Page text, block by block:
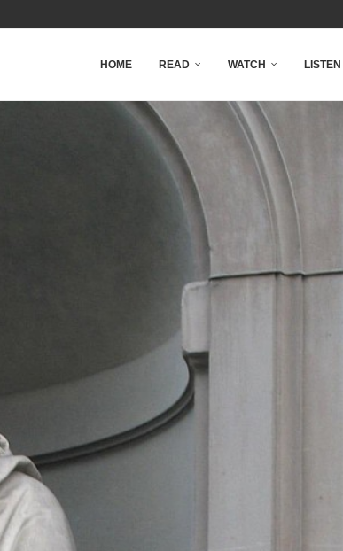
HOME READ WATCH LISTEN